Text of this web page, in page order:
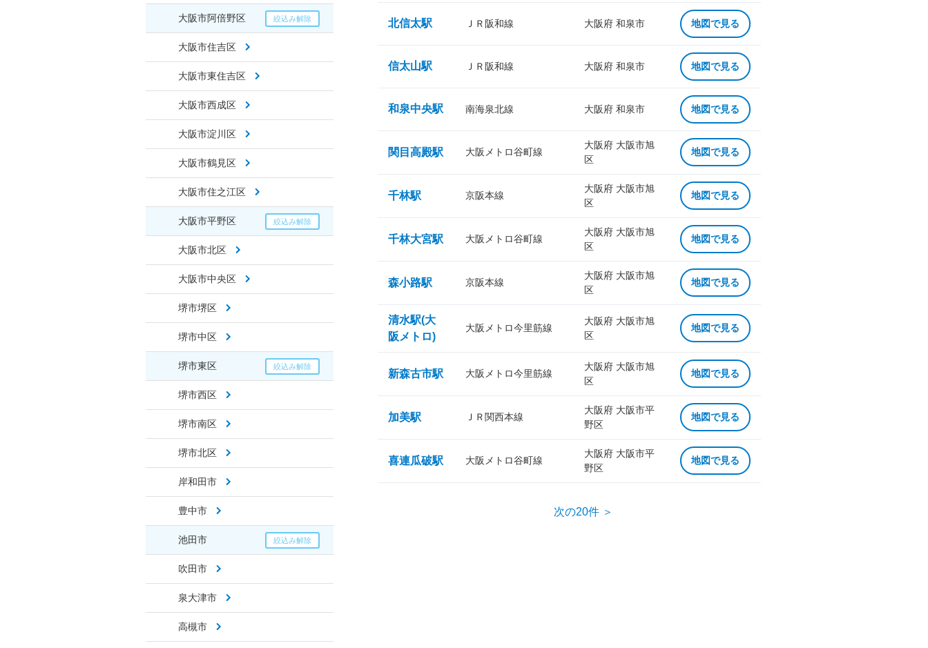
大阪市阿倍野区
大阪市住吉区
大阪市東住吉区
大阪市西成区
大阪市淀川区
大阪市鶴見区
大阪市住之江区
大阪市平野区
大阪市北区
大阪市中央区
堺市堺区
堺市中区
堺市東区
堺市西区
堺市南区
堺市北区
岸和田市
豊中市
池田市
吹田市
泉大津市
高槻市
北信太駅 ＪＲ阪和線 大阪府 和泉市 地図で見る
信太山駅 ＪＲ阪和線 大阪府 和泉市 地図で見る
和泉中央駅 南海泉北線 大阪府 和泉市 地図で見る
関目高殿駅 大阪メトロ谷町線
大阪府 大阪市旭
区
地図で見る
千林駅 京阪本線
大阪府 大阪市旭
区
地図で見る
千林大宮駅 大阪メトロ谷町線
大阪府 大阪市旭
区
地図で見る
森小路駅 京阪本線
大阪府 大阪市旭
区
地図で見る
清水駅(大
阪メトロ)
大阪メトロ今里筋線
大阪府 大阪市旭
区
地図で見る
新森古市駅 大阪メトロ今里筋線
大阪府 大阪市旭
区
地図で見る
加美駅 ＪＲ関西本線
大阪府 大阪市平
野区
地図で見る
喜連瓜破駅 大阪メトロ谷町線
大阪府 大阪市平
野区
地図で見る
次の20件 ＞